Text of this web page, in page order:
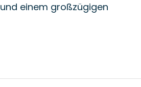
einem großzügigen